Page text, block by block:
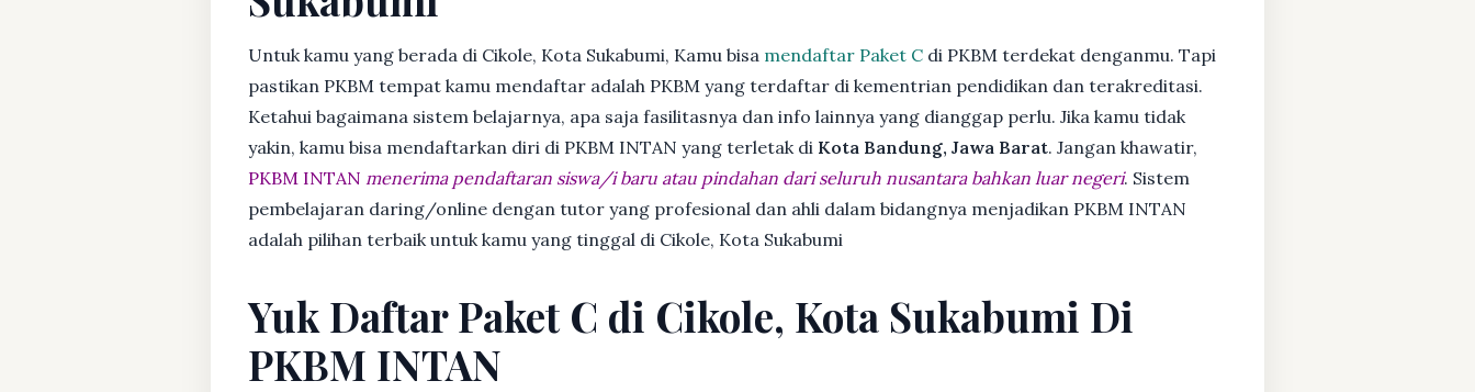
Untuk kamu yang berada di Cikole, Kota Sukabumi, Kamu bisa mendaftar Paket C di PKBM terdekat denganmu. Tapi
pastikan PKBM tempat kamu mendaftar adalah PKBM yang terdaftar di kementrian pendidikan dan terakreditasi.
Ketahui bagaimana sistem belajarnya, apa saja fasilitasnya dan info lainnya yang dianggap perlu. Jika kamu tidak
yakin, kamu bisa mendaftarkan diri di PKBM INTAN yang terletak di Kota Bandung, Jawa Barat. Jangan khawatir,
PKBM INTAN menerima pendaftaran siswa/i baru atau pindahan dari seluruh nusantara bahkan luar negeri. Sistem
pembelajaran daring/online dengan tutor yang profesional dan ahli dalam bidangnya menjadikan PKBM INTAN
adalah pilihan terbaik untuk kamu yang tinggal di Cikole, Kota Sukabumi
Yuk Daftar Paket C di Cikole, Kota Sukabumi Di
PKBM INTAN